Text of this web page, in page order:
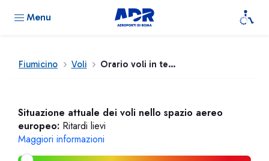
Menu
Fiumicino Voli Orario voli in tempo reale
Situazione attuale dei voli nello spazio aereo
europeo: Ritardi lievi
Maggiori informazioni